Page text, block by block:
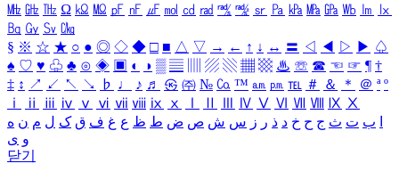
㎒ ㎓ ㎔ Ω ㏀ ㏁ ㎊ ㎋ ㎌ ㏖ ㏅ ㎭ ㎮ ㎯ ㏛ ㎩ ㎪ ㎫ ㎬ ㏝ ㏐
㏓
㏃ ㏉ ㏜ ㏆
§ ※ ☆ ★ ○ ● ◎ ◇ ◆ □ ■ △ ▽ → ← ↑ ↓ ↔ 〓 ◁ ◀ ▷ ▶ ♤
♠ ♡ ♥ ♧ ♣ ⊙ ◈ ▣ ◐ ◑ ▒ ▤ ▨ ▧ ▦ ▩ ♨ ☏ ☎ ☜ ☞ ¶ †
‡ ↕ ↗ ↙ ↖ ↘ ♭ ♩ ♪ ♬ ㉿ ㈜ № ㏇ ™ ㏂ ㏘ ℡ ＃ ＆ ＊ ＠ ª º
ⅰ
ⅱ ⅲ ⅳ ⅴ ⅵ ⅶ ⅷ ⅸ ⅹ Ⅳ Ⅴ Ⅵ Ⅶ Ⅷ Ⅸ Ⅹ
ب ت ث ج ح خ د ذ ر ز س ش ص ض ط ظ ع غ ف ق ک ل م ن ه
و ی
닫기